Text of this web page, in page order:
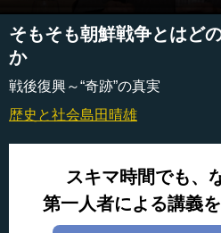
そもそも朝鮮戦争とはど
か
戦後復興～“奇跡”の真実
歴史と社会島田晴雄
スキマ時間でも、
第一人者による講義